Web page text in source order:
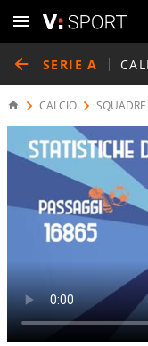
SERIE A
CALCIO SQUADRE